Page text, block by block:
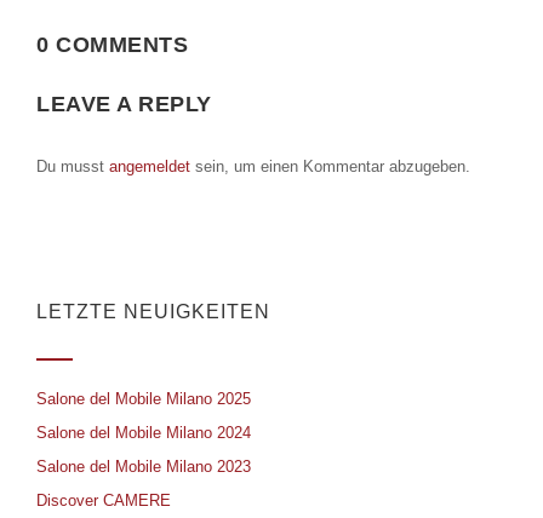
0 COMMENTS
LEAVE A REPLY
Du musst angemeldet sein, um einen Kommentar abzugeben.
LETZTE NEUIGKEITEN
Salone del Mobile Milano 2025
Salone del Mobile Milano 2024
Salone del Mobile Milano 2023
Discover CAMERE